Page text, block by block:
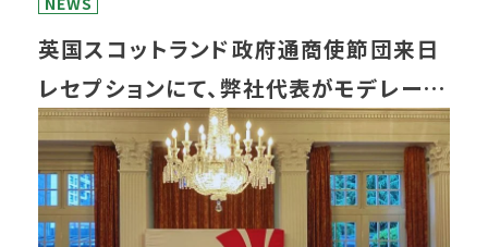
英国スコットランド政府通商使節団来日
レセプションにて、弊社代表がモデレータ
ーを務めました